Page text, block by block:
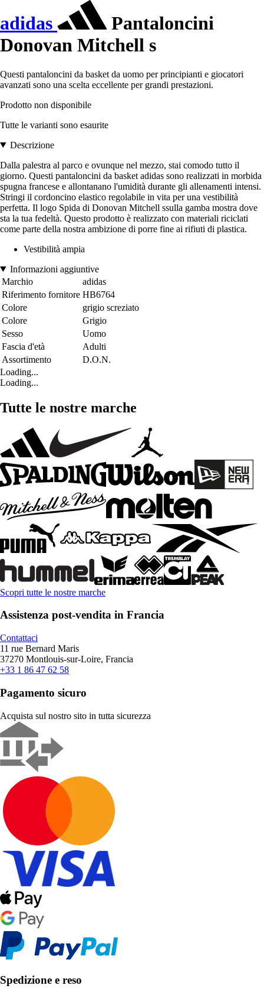
adidas
Pantaloncini
Donovan Mitchell s
Questi pantaloncini da basket da uomo per principianti e giocatori
avanzati sono una scelta eccellente per grandi prestazioni.
Prodotto non disponibile
Tutte le varianti sono esaurite
Descrizione
Dalla palestra al parco e ovunque nel mezzo, stai comodo tutto il
giorno. Questi pantaloncini da basket adidas sono realizzati in morbida
spugna francese e allontanano l'umidità durante gli allenamenti intensi.
Stringi il cordoncino elastico regolabile in vita per una vestibilità
perfetta. Il logo Spida di Donovan Mitchell ssulla gamba mostra dove
sta la tua fedeltà. Questo prodotto è realizzato con materiali riciclati
come parte della nostra ambizione di porre fine ai rifiuti di plastica.
Vestibilità ampia
Informazioni aggiuntive
Marchio
adidas
Riferimento fornitore HB6764
Colore
grigio screziato
Colore
Grigio
Sesso
Uomo
Fascia d'età
Adulti
Assortimento
D.O.N.
Loading...
Loading...
Tutte le nostre marche
Scopri tutte le nostre marche
Assistenza post-vendita in Francia
Contattaci
11 rue Bernard Maris
37270 Montlouis-sur-Loire, Francia
+33 1 86 47 62 58
Pagamento sicuro
Acquista sul nostro sito in tutta sicurezza
Spedizione e reso